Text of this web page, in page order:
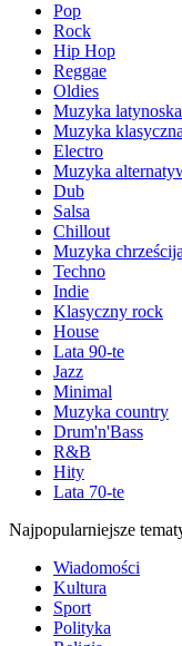
Pop
Rock
Hip Hop
Reggae
Oldies
Muzyka latynoska
Muzyka
Electro
Muzyka
Dub
Salsa
Chillout
Muzyka
Techno
Indie
Klasyczny rock
House
Lata 90-te
Jazz
Minimal
Muzyka country
Drum'n'Bass
R&B
Hity
Lata 70-te
Najpopularniejsze
Wiadomości
Kultura
Sport
Polityka